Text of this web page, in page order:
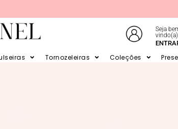
Seja
vindo(a)
Tornozeleiras Coleções